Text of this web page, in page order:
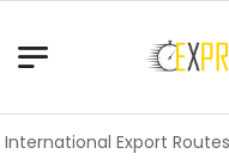
International Export